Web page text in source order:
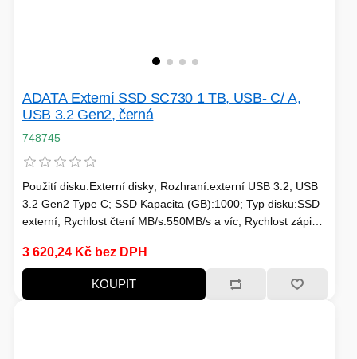
ADATA Externí SSD SC730 1 TB, USB- C/ A,
USB 3.2 Gen2, černá
748745
Použití disku:Externí disky; Rozhraní:externí USB 3.2, USB
3.2 Gen2 Type C; SSD Kapacita (GB):1000; Typ disku:SSD
externí; Rychlost čtení MB/s:550MB/s a víc; Rychlost zápisu
3 620,24 Kč bez DPH
KOUPIT